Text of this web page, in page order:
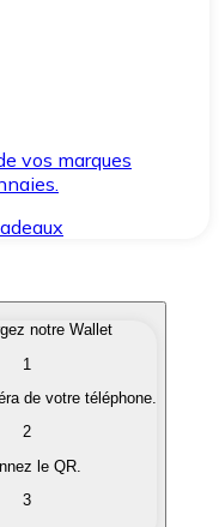
vos marques
vous intéressent
en monnaie
notre Wallet
1
de votre téléphone.
2
le QR.
3